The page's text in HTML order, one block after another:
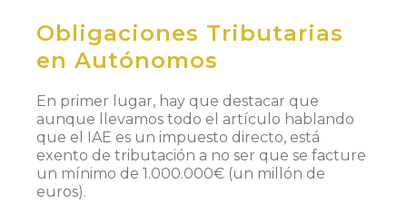
Obligaciones Tributarias
en Autónomos
En primer lugar, hay que destacar que
aunque llevamos todo el artículo hablando
que el IAE es un impuesto directo, está
exento de tributación a no ser que se facture
un mínimo de 1.000.000€ (un millón de
euros).